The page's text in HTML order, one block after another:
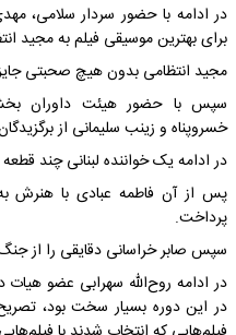
در ادامه با حضور سردار سلامی،
برای بهترین موسیقی فیلم به مجید
مجید انتظامی بدون هیچ صحبتی
سپس با حضور هیئت داوران
خسروپناه و زینب سلیمانی از
در ادامه یک خواننده لبنانی چند
پس از آن فاطمه عبادی با هنرش
پرداخت.
سپس صابر خراسانی دقایقی را از
در ادامه روح‌الله سهرابی عضو هیات
در این دوره بسیار سخت بود، تصریح